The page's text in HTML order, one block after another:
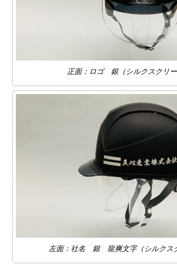
正面：ロゴ 銀（シルクスクリー
左面：社名 銀 龍爽文字（シルクス